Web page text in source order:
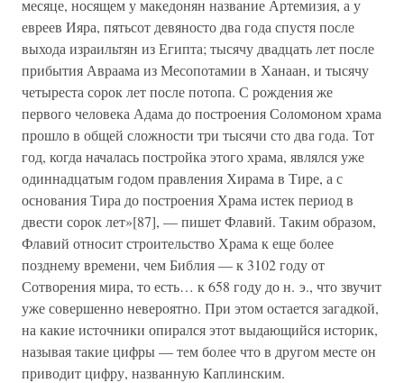
месяце, носящем у македонян название Артемизия, а у
евреев Ияра, пятьсот девяносто два года спустя после
выхода израильтян из Египта; тысячу двадцать лет после
прибытия Авраама из Месопотамии в Ханаан, и тысячу
четыреста сорок лет после потопа. С рождения же
первого человека Адама до построения Соломоном храма
прошло в общей сложности три тысячи сто два года. Тот
год, когда началась постройка этого храма, являлся уже
одиннадцатым годом правления Хирама в Тире, а с
основания Тира до построения Храма истек период в
двести сорок лет»[87], — пишет Флавий. Таким образом,
Флавий относит строительство Храма к еще более
позднему времени, чем Библия — к 3102 году от
Сотворения мира, то есть… к 658 году до н. э., что звучит
уже совершенно невероятно. При этом остается загадкой,
на какие источники опирался этот выдающийся историк,
называя такие цифры — тем более что в другом месте он
приводит цифру, названную Каплинским.